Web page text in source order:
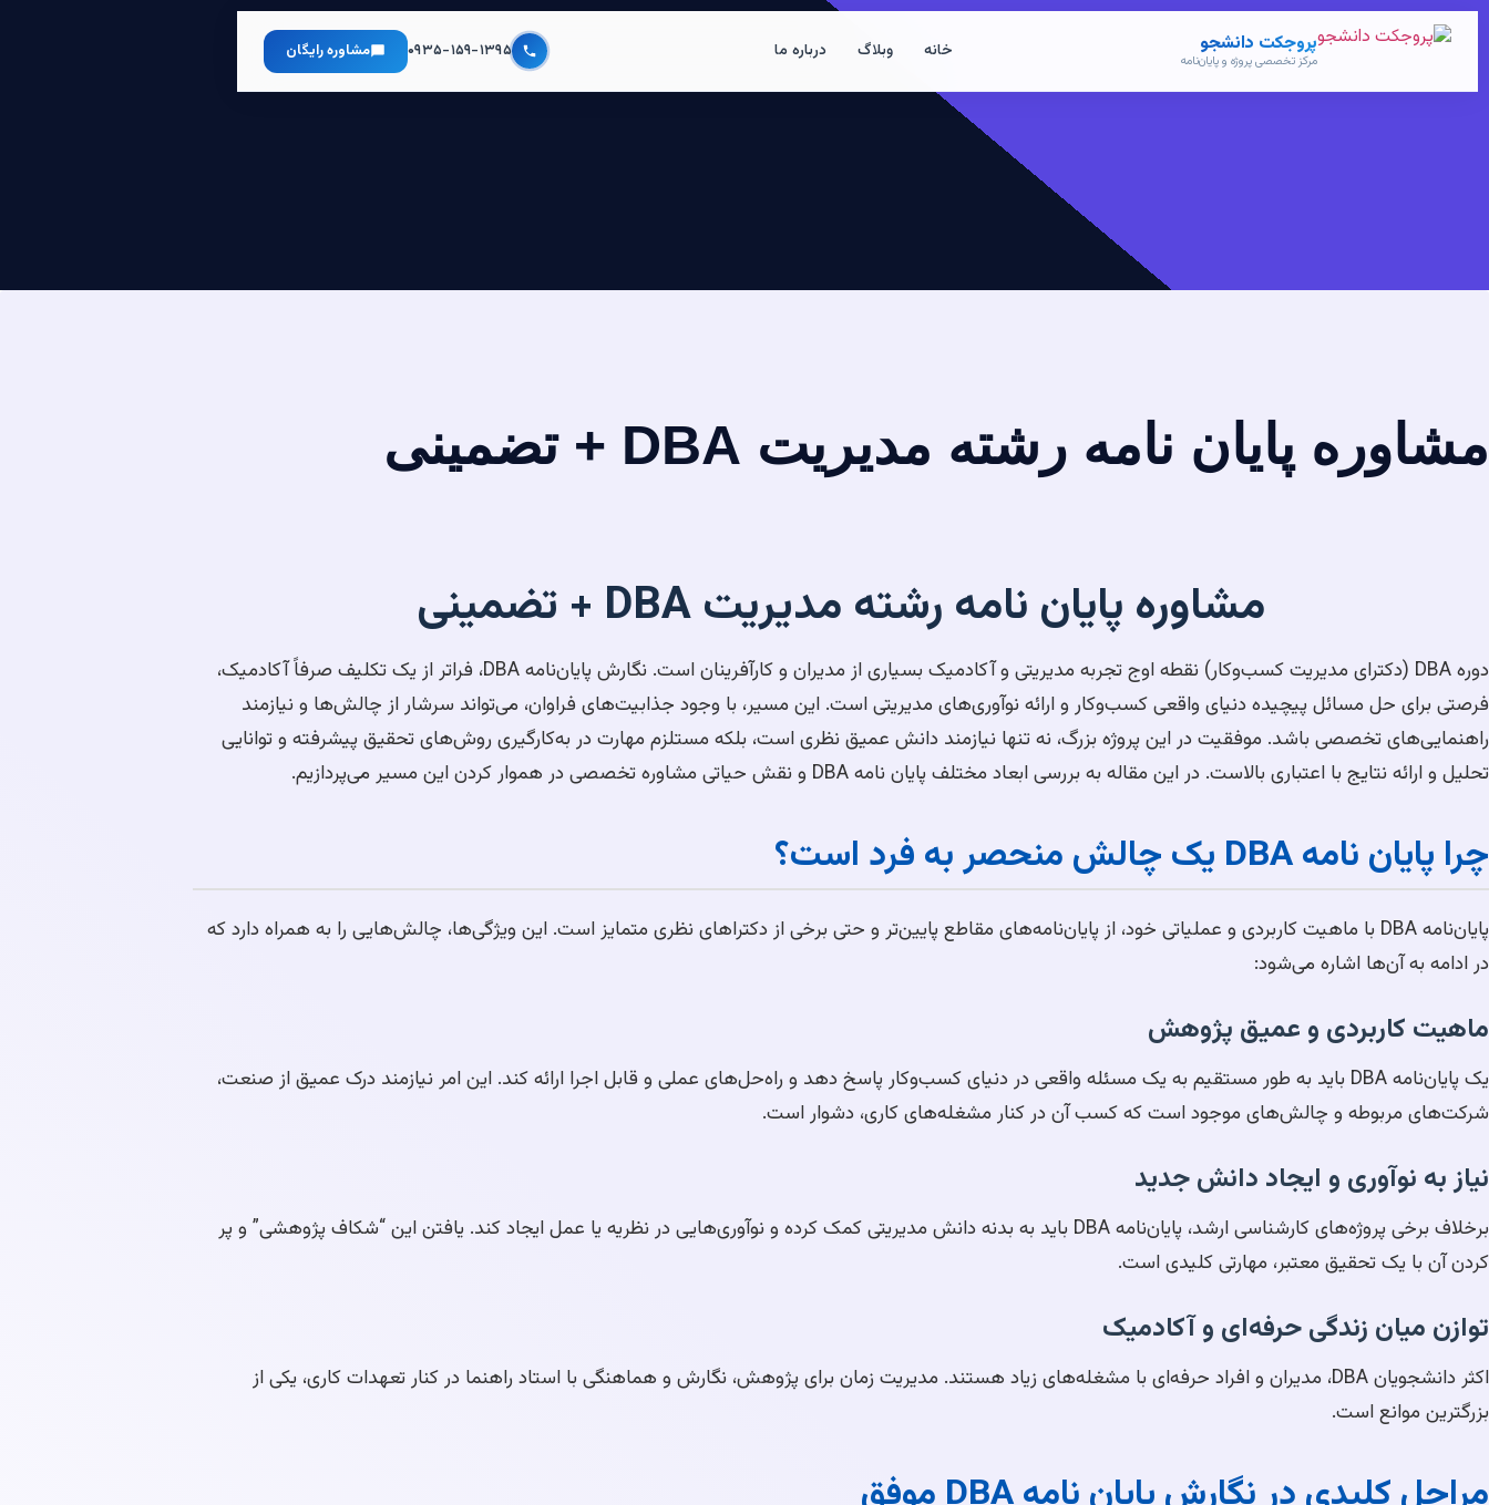
پروجکت دانشجو
مرکز تخصصی پروژه و پایان‌نامه خانه وبلاگ درباره ما ۰۹۳۵-۱۵۹-۱۳۹۵ مشاوره رایگان
مشاوره پایان نامه رشته مدیریت DBA + تضمینی
مشاوره پایان نامه رشته مدیریت DBA + تضمینی
دوره DBA (دکترای مدیریت کسب‌وکار) نقطه اوج تجربه مدیریتی و آکادمیک بسیاری از مدیران و کارآفرینان است. نگارش پایان‌نامه DBA، فراتر از یک تکلیف صرفاً آکادمیک،
فرصتی برای حل مسائل پیچیده دنیای واقعی کسب‌وکار و ارائه نوآوری‌های مدیریتی است. این مسیر، با وجود جذابیت‌های فراوان، می‌تواند سرشار از چالش‌ها و نیازمند
راهنمایی‌های تخصصی باشد. موفقیت در این پروژه بزرگ، نه تنها نیازمند دانش عمیق نظری است، بلکه مستلزم مهارت در به‌کارگیری روش‌های تحقیق پیشرفته و توانایی
تحلیل و ارائه نتایج با اعتباری بالاست. در این مقاله به بررسی ابعاد مختلف پایان نامه DBA و نقش حیاتی مشاوره تخصصی در هموار کردن این مسیر می‌پردازیم.
چرا پایان نامه DBA یک چالش منحصر به فرد است؟
پایان‌نامه DBA با ماهیت کاربردی و عملیاتی خود، از پایان‌نامه‌های مقاطع پایین‌تر و حتی برخی از دکتراهای نظری متمایز است. این ویژگی‌ها، چالش‌هایی را به همراه دارد که
در ادامه به آن‌ها اشاره می‌شود:
ماهیت کاربردی و عمیق پژوهش
یک پایان‌نامه DBA باید به طور مستقیم به یک مسئله واقعی در دنیای کسب‌وکار پاسخ دهد و راه‌حل‌های عملی و قابل اجرا ارائه کند. این امر نیازمند درک عمیق از صنعت،
شرکت‌های مربوطه و چالش‌های موجود است که کسب آن در کنار مشغله‌های کاری، دشوار است.
نیاز به نوآوری و ایجاد دانش جدید
برخلاف برخی پروژه‌های کارشناسی ارشد، پایان‌نامه DBA باید به بدنه دانش مدیریتی کمک کرده و نوآوری‌هایی در نظریه یا عمل ایجاد کند. یافتن این “شکاف پژوهشی” و پر
کردن آن با یک تحقیق معتبر، مهارتی کلیدی است.
توازن میان زندگی حرفه‌ای و آکادمیک
اکثر دانشجویان DBA، مدیران و افراد حرفه‌ای با مشغله‌های زیاد هستند. مدیریت زمان برای پژوهش، نگارش و هماهنگی با استاد راهنما در کنار تعهدات کاری، یکی از
بزرگترین موانع است.